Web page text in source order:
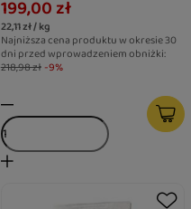
odporność
199,00 zł
22,11 zł / kg
Najniższa cena produktu w okresie 30
dni przed wprowadzeniem obniżki:
218,98 zł -9%